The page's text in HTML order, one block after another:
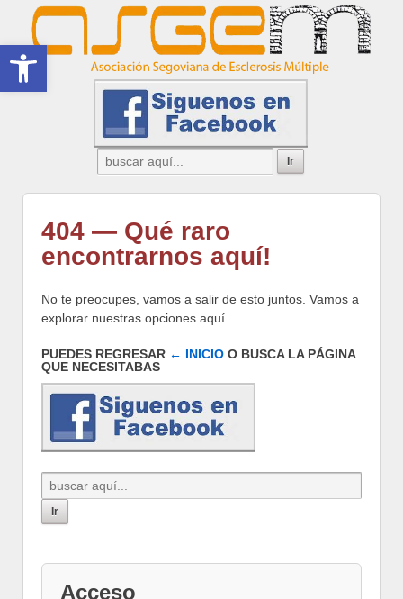
404 — Qué raro
encontrarnos aquí!
No te preocupes, vamos a salir de esto juntos. Vamos a
explorar nuestras opciones aquí.
PUEDES REGRESAR ← INICIO O BUSCA LA PÁGINA
QUE NECESITABAS
Acceso
Abrir barra de herramientas